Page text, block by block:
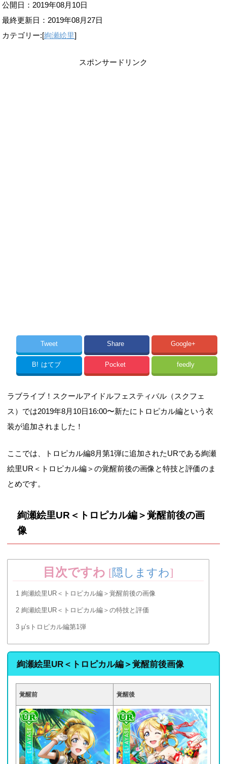
公開日：2019年08月10日
最終更新日： 2019年08月27日
カテゴリー:[絢瀬絵里]
スポンサードリンク
Tweet Share Google+
B! はてブ Pocket feedly
ラブライブ！スクールアイドルフェスティバル（スクフェ
ス）では2019年8月10日16:00〜新たにトロピカル編という衣
装が追加されました！
ここでは、トロピカル編8月第1弾に追加されたURである絢瀬
絵里UR＜トロピカル編＞の覚醒前後の画像と特技と評価のま
とめです。
絢瀬絵里UR＜トロピカル編＞覚醒前後の画
像
目次ですわ [隠しますわ]
1 絢瀬絵里UR＜トロピカル編＞覚醒前後の画像
2 絢瀬絵里UR＜トロピカル編＞の特技と評価
3 μ’sトロピカル編第1弾
絢瀬絵里UR＜トロピカル編＞覚醒前後画像
覚醒前 覚醒後